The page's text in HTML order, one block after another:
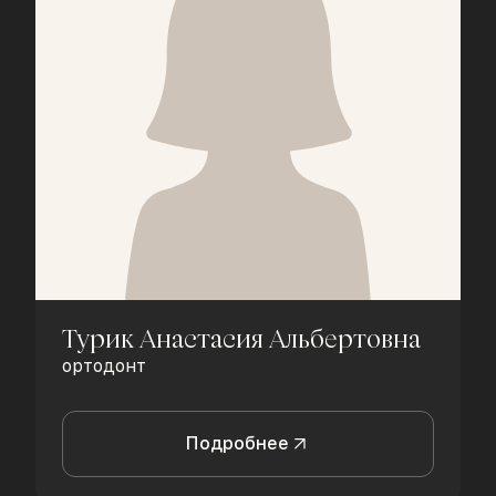
Турик Анастасия Альбертовна
ортодонт
Подробнее